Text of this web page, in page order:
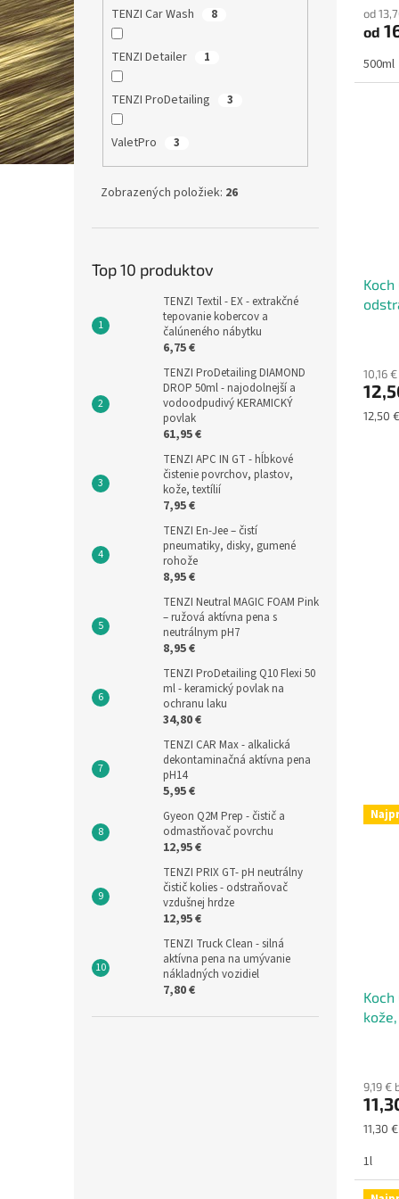
TENZI Car Wash 8
TENZI Detailer 1
TENZI ProDetailing 3
ValetPro 3
Zobrazených položiek: 26
Top 10 produktov
TENZI Textil - EX - extrakčné
tepovanie kobercov a
čalúneného nábytku
6,75 €
TENZI ProDetailing DIAMOND
DROP 50ml - najodolnejší a
vodoodpudivý KERAMICKÝ
povlak
61,95 €
TENZI APC IN GT - hĺbkové
čistenie povrchov, plastov,
kože, textílií
7,95 €
TENZI En-Jee – čistí
pneumatiky, disky, gumené
rohože
8,95 €
TENZI Neutral MAGIC FOAM Pink
– ružová aktívna pena s
neutrálnym pH7
8,95 €
TENZI ProDetailing Q10 Flexi 50
ml - keramický povlak na
ochranu laku
34,80 €
TENZI CAR Max - alkalická
dekontaminačná aktívna pena
pH14
5,95 €
Gyeon Q2M Prep - čistič a
odmastňovač povrchu
12,95 €
TENZI PRIX GT- pH neutrálny
čistič kolies - odstraňovač
vzdušnej hrdze
12,95 €
TENZI Truck Clean - silná
aktívna pena na umývanie
nákladných vozidiel
7,80 €
je
z
5
od
od
500ml
10,16
12,50
9,19 €
11,30
1l